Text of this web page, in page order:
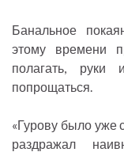
Банальное
этому времени
полагать,
попрощаться.
«Гурову было уже
раздражал